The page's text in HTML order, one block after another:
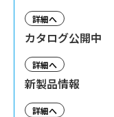
詳細へ
カタログ公開中
詳細へ
新製品情報
詳細へ